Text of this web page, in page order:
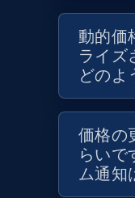
1.3K+
Target -
UPC
URL, Product
Rating,
and more.
動的価
ライズ
どのよ
価格の
らいで
ム通知